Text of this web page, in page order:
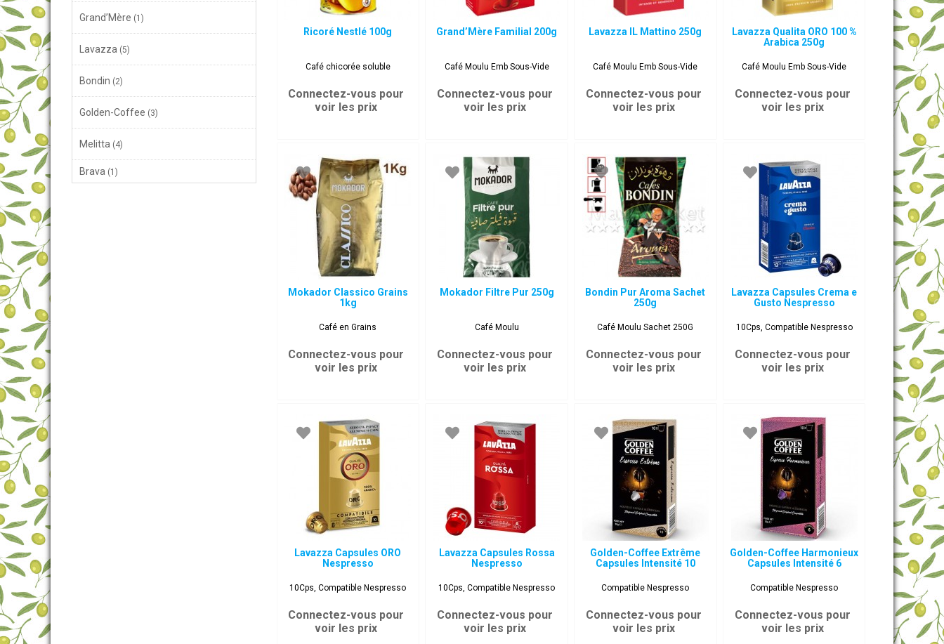
Grand’Mère (1)
Lavazza (5)
Bondin (2)
Golden-Coffee (3)
Melitta (4)
Brava (1)
Ricoré Nestlé 100g
Café chicorée soluble
Connectez-vous pour
voir les prix
Grand’Mère Familial 200g
Café Moulu Emb Sous-Vide
Connectez-vous pour
voir les prix
Lavazza IL Mattino 250g
Café Moulu Emb Sous-Vide
Connectez-vous pour
voir les prix
Lavazza Qualita ORO 100 %
Arabica 250g
Café Moulu Emb Sous-Vide
Connectez-vous pour
voir les prix
Mokador Classico Grains
1kg
Café en Grains
Connectez-vous pour
voir les prix
Mokador Filtre Pur 250g
Café Moulu
Connectez-vous pour
voir les prix
Bondin Pur Aroma Sachet
250g
Café Moulu Sachet 250G
Connectez-vous pour
voir les prix
Lavazza Capsules Crema e
Gusto Nespresso
10Cps, Compatible Nespresso
Connectez-vous pour
voir les prix
Lavazza Capsules ORO
Nespresso
10Cps, Compatible Nespresso
Connectez-vous pour
voir les prix
Lavazza Capsules Rossa
Nespresso
10Cps, Compatible Nespresso
Connectez-vous pour
voir les prix
Golden-Coffee Extrême
Capsules Intensité 10
Compatible Nespresso
Connectez-vous pour
voir les prix
Golden-Coffee Harmonieux
Capsules Intensité 6
Compatible Nespresso
Connectez-vous pour
voir les prix